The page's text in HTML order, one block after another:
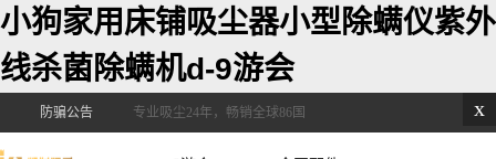
小狗家用床铺吸尘器小型除螨仪紫外
线杀菌除螨机d-9游会
x
防骗公告 专业吸尘24年，畅销全球86国